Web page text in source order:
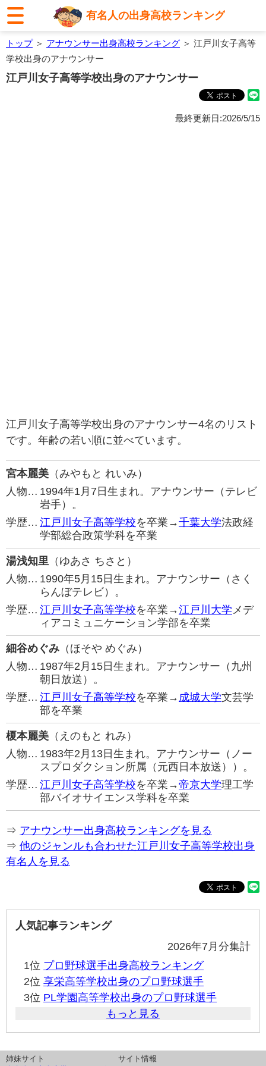
有名人の出身高校ランキング
トップ＞ アナウンサー出身高校ランキング ＞ 江戸川女子高等
学校出身のアナウンサー
江戸川女子高等学校出身のアナウンサー
最終更新日:2026/5/15
江戸川女子高等学校出身のアナウンサー4名のリスト
です。年齢の若い順に並べています。
宮本麗美 （みやもと れいみ）
人物… 1994年1月7日生まれ。アナウンサー（テレビ
岩手）。
学歴… 江戸川女子高等学校を卒業→千葉大学法政経
学部総合政策学科を卒業
湯浅知里 （ゆあさ ちさと）
人物… 1990年5月15日生まれ。アナウンサー（さく
らんぼテレビ）。
学歴… 江戸川女子高等学校を卒業→江戸川大学メデ
ィアコミュニケーション学部を卒業
細谷めぐみ （ほそや めぐみ）
人物… 1987年2月15日生まれ。アナウンサー（九州
朝日放送）。
学歴… 江戸川女子高等学校を卒業→ 成城大学文芸学
部を卒業
榎本麗美 （えのもと れみ）
人物… 1983年2月13日生まれ。アナウンサー（ノー
スプロダクション所属（元西日本放送））。
学歴… 江戸川女子高等学校を卒業→帝京大学理工学
部バイオサイエンス学科を卒業
⇒ アナウンサー出身高校ランキングを見る
⇒ 他のジャンルも合わせた江戸川女子高等学校出身
有名人を見る
人気記事ランキング
2026年7月分集計
1位 プロ野球選手出身高校ランキング
2位 享栄高等学校出身のプロ野球選手
3位 PL学園高等学校出身のプロ野球選手
もっと見る
姉妹サイト
サイト情報